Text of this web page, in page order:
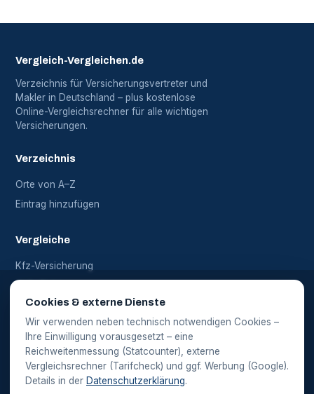
Vergleich-Vergleichen.de
Verzeichnis für Versicherungsvertreter und
Makler in Deutschland – plus kostenlose
Online-Vergleichsrechner für alle wichtigen
Versicherungen.
Verzeichnis
Orte von A–Z
Eintrag hinzufügen
Vergleiche
Kfz-Versicherung
Haftpflicht
Alle Vergleiche
Rechtliches
Impressum
Datenschutz
Cookies & externe Dienste
Wir verwenden neben technisch notwendigen Cookies –
Ihre Einwilligung vorausgesetzt – eine
Reichweitenmessung (Statcounter), externe
Vergleichsrechner (Tarifcheck) und ggf. Werbung (Google).
Details in der Datenschutzerklärung.